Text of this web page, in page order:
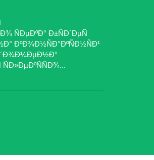
ÑÐµÐºÐ° Ð±ÑÐ´ÐµÑ
ÐºÐ¾Ð½ÑÐ°ÐºÑÐ½ÑÐ¹
Ð´Ð¾Ð¼ÐµÐ½Ð°
ÑÐ»ÐµÐºÑÑÐ¾...